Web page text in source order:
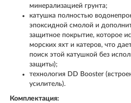
минерализацией грунта;
катушка полностью
эпоксидной смолой и
защитное покрытие, которое
морских яхт и катеров, что
поиск этой катушкой без
защиты);
технология DD Booster
усилитель).
Комплектация: